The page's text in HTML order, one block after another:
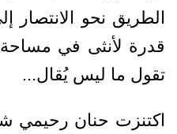
الطريق نحو الانتصار
قدرة لأنثى في
تقول ما ليس يُقال...
اكتنزت حنان رحيمي